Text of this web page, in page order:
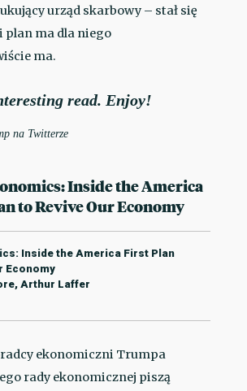
urząd skarbowy – stał się
plan ma dla niego
ma.
read. Enjoy!
na Twitterze
Inside the America
to Revive Our Economy
Inside the America First Plan
Economy
Arthur Laffer
ekonomiczni Trumpa
rady ekonomicznej piszą